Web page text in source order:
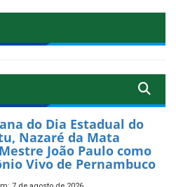
do Dia Estadual do
Nazaré da Mata
João Paulo como
Vivo de Pernambuco